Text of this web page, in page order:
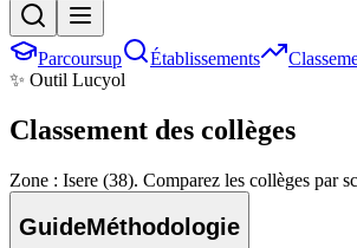
Parcoursup Établissements
✨ Outil Lucyol
Classement des collèges
Zone : Isere (38). Comparez les collèges par
GuideMéthodologie